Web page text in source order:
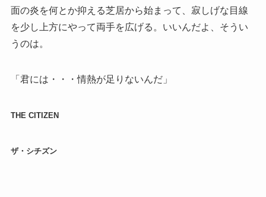
面の炎を何とか抑える芝居から始まって、寂しげな目線
を少し上方にやって両手を広げる。いいんだよ、そうい
うのは。
「君には・・・情熱が足りないんだ」
THE CITIZEN
ザ・シチズン